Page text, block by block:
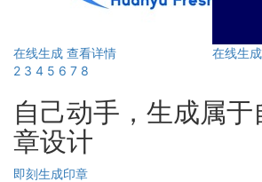
在线生成 查看详情 在线生成
2 3 4 5 6 7 8
自己动手，生成属于
章设计
即刻生成印章